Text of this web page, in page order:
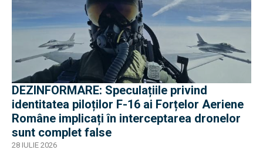
DEZINFORMARE: Speculațiile privind
identitatea piloților F-16 ai Forțelor Aeriene
Române implicați în interceptarea dronelor
sunt complet false
28 IULIE 2026